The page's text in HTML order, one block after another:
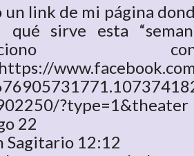
un link de mi página
sirve esta
?type=1&theater
22
Sagitario 12:12